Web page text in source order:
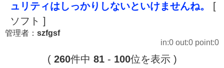
ュリティはしっかりしないといけませんね。
[
ソフト ]
管理者： szfgsf
in:0 out:0 point:0
( 260件中 81- 100位を表示 )